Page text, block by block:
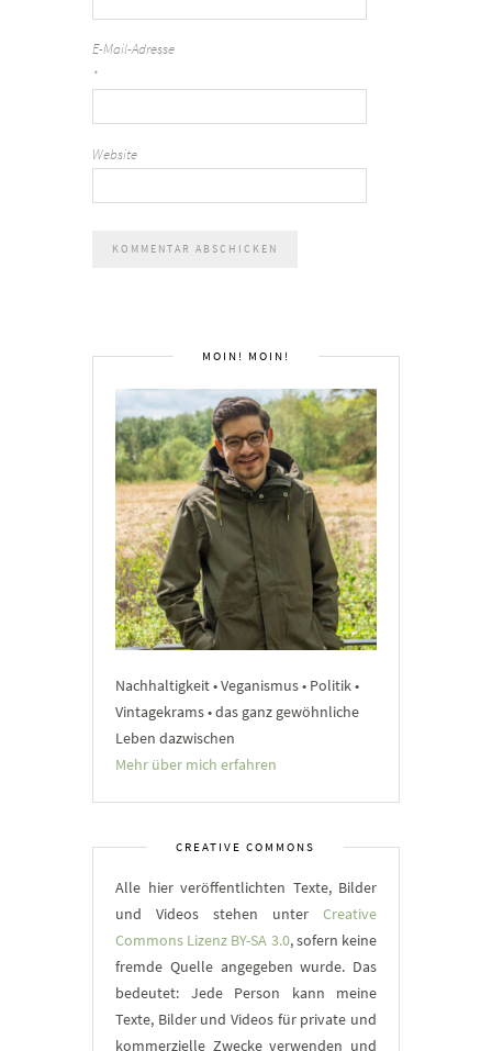
E-Mail-Adresse
*
Website
MOIN! MOIN!
Nachhaltigkeit • Veganismus • Politik •
Vintagekrams • das ganz gewöhnliche
Leben dazwischen
Mehr über mich erfahren
CREATIVE COMMONS
Alle hier veröffentlichten Texte, Bilder
und Videos stehen unter Creative
Commons Lizenz BY-SA 3.0, sofern keine
fremde Quelle angegeben wurde. Das
bedeutet: Jede Person kann meine
Texte, Bilder und Videos für private und
kommerzielle Zwecke verwenden und